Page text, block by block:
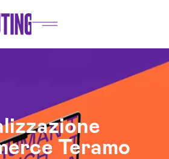
Teramo